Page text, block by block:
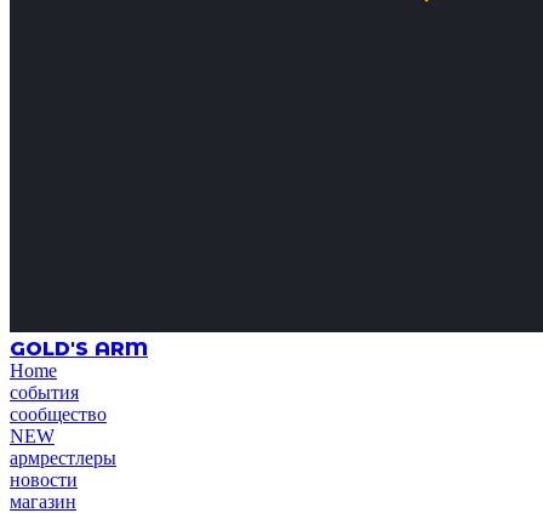
GOLD'S ARM
Home
события
сообщество
NEW
армрестлеры
новости
магазин